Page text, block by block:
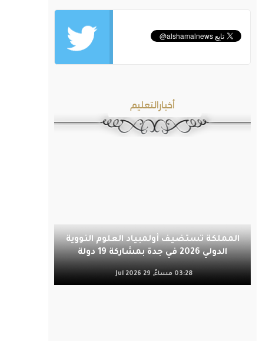
أخبارالتعليم
المملكة تستضيف أولمبياد العلوم النووية
الدولي 2026 في جدة بمشاركة 19 دولة
03:28 مساءً, 29 Jul 2026